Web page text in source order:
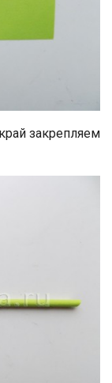
закрепляем